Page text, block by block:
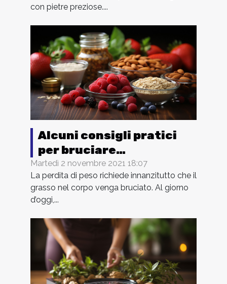
con pietre preziose....
Alcuni consigli pratici
per bruciare
velocemente i grassi
Martedì 2 novembre 2021 18:07
La perdita di peso richiede innanzitutto che il
grasso nel corpo venga bruciato. Al giorno
d’oggi,...